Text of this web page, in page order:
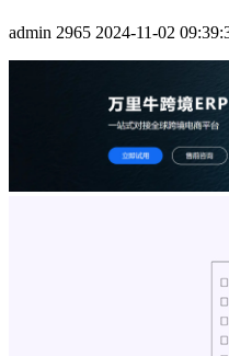
admin 2965 2024-11-02